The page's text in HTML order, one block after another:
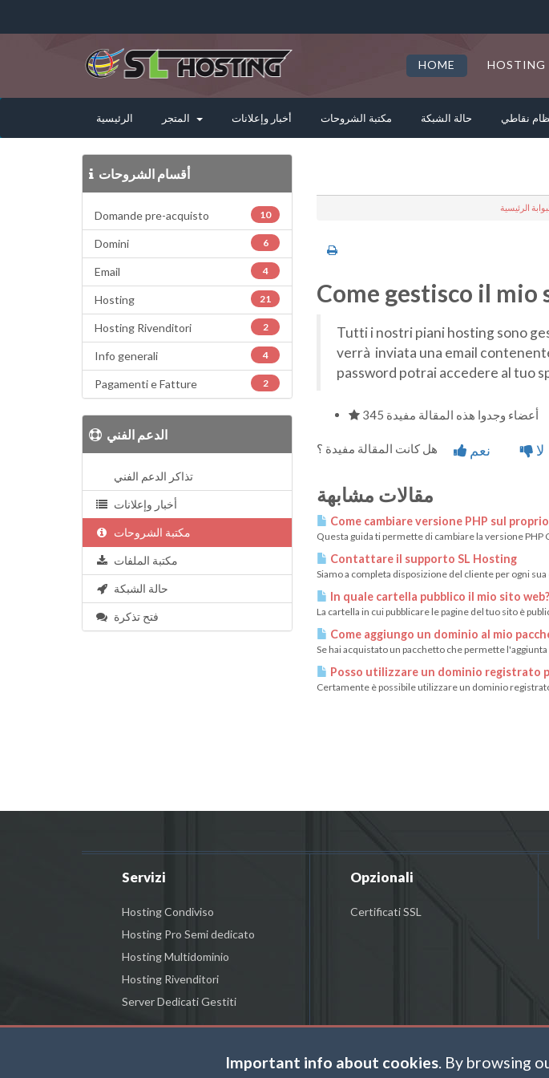
HOME HOSTING
الرئيسية أخبار وإعلانات مكتبة الشروحات حالة الشبكة نقاطي
الرئيسية
أقسام الشروحات
10
Domande pre-acquisto
6
Domini
4
Email
21
Hosting
2
Hosting Rivenditori
4
Info generali
2
Pagamenti e Fatture
Come gestisco il mio
Tutti i nostri piani hosting sono
verrà inviata una email
password potrai accedere al tuo
345 أعضاء وجدوا هذه المقالة مفيدة
نعم لا
مقالات مشابهة
Come cambiare versione PHP sul
Questa guida ti permette di cambiare la versione PHP
Contattare il supporto SL Hosting
Siamo a completa disposizione del cliente per ogni
In quale cartella pubblico il mio sito web?
La cartella in cui pubblicare le pagine del tuo sito è
Come aggiungo un dominio al mio
Se hai acquistato un pacchetto che permette
Posso utilizzare un dominio registrato
Certamente è possibile utilizzare un dominio
الدعم الفني
تذاكر الدعم الفني
أخبار وإعلانات
مكتبة الشروحات
مكتبة الملفات
حالة الشبكة
فتح تذكرة
Servizi
Hosting Condiviso
Hosting Pro Semi dedicato
Hosting Multidominio
Hosting Rivenditori
Server Dedicati Gestiti
Opzionali
Certificati SSL
Important info about cookies. By browsing